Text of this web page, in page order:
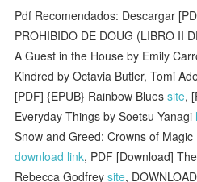
Pdf Recomendados: Descargar
PROHIBIDO DE DOUG (LIBRO II
A Guest in the House by Emily
Kindred by Octavia Butler, Tomi
[PDF] {EPUB} Rainbow Bluessite,
Everyday Things by Soetsu Yanagi
Snow and Greed: Crowns of
download link, PDF [Download]
Rebecca Godfreysite,